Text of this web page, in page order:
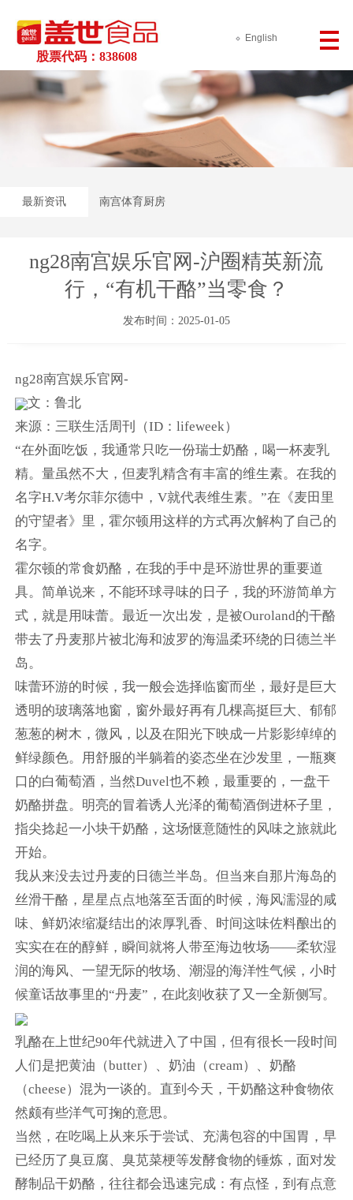
股票代码：838608
English
最新资讯 南宫体育厨房
ng28南宫娱乐官网-沪圈精英新流
行，“有机干酪”当零食？
发布时间：2025-01-05
ng28南宫娱乐官网-
文：鲁北
来源：三联生活周刊（ID：lifeweek）
“在外面吃饭，我通常只吃一份瑞士奶酪，喝一杯麦乳
精。量虽然不大，但麦乳精含有丰富的维生素。在我的
名字H.V考尔菲尔德中，V就代表维生素。”在《麦田里
的守望者》里，霍尔顿用这样的方式再次解构了自己的
名字。
霍尔顿的常食奶酪，在我的手中是环游世界的重要道
具。简单说来，不能环球寻味的日子，我的环游简单方
式，就是用味蕾。最近一次出发，是被Ouroland的干酪
带去了丹麦那片被北海和波罗的海温柔环绕的日德兰半
岛。
味蕾环游的时候，我一般会选择临窗而坐，最好是巨大
透明的玻璃落地窗，窗外最好再有几棵高挺巨大、郁郁
葱葱的树木，微风，以及在阳光下映成一片影影绰绰的
鲜绿颜色。用舒服的半躺着的姿态坐在沙发里，一瓶爽
口的白葡萄酒，当然Duvel也不赖，最重要的，一盘干
奶酪拼盘。明亮的冒着诱人光泽的葡萄酒倒进杯子里，
指尖捻起一小块干奶酪，这场惬意随性的风味之旅就此
开始。
我从来没去过丹麦的日德兰半岛。但当来自那片海岛的
丝滑干酪，星星点点地落至舌面的时候，海风濡湿的咸
味、鲜奶浓缩凝结出的浓厚乳香、时间这味佐料酿出的
实实在在的醇鲜，瞬间就将人带至海边牧场——柔软湿
润的海风、一望无际的牧场、潮湿的海洋性气候，小时
候童话故事里的“丹麦”，在此刻收获了又一全新侧写。
乳酪在上世纪90年代就进入了中国，但有很长一段时间
人们是把黄油（butter）、奶油（cream）、奶酪
（cheese）混为一谈的。直到今天，干奶酪这种食物依
然颇有些洋气可掬的意思。
当然，在吃喝上从来乐于尝试、充满包容的中国胃，早
已经历了臭豆腐、臭苋菜梗等发酵食物的锤炼，面对发
酵制品干奶酪，往往都会迅速完成：有点怪，到有点意